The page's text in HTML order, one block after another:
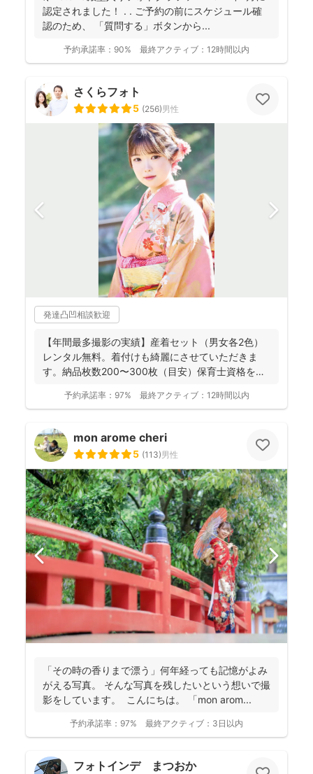
認定されました！ . . ご予約の前にスケジュール確
認のため、 「質問する」ボタンから...
予約承諾率： 90% 最終アクティブ： 12時間以内
さくらフォト
5 (256)男性
発達凸凹相談歓迎
【年間最多撮影の実績】産着セット（男女各2色）
レンタル無料。着付けも綺麗にさせていただきま
す。納品枚数200〜300枚（目安）保育士資格を持
予約承諾率： 97% 最終アクティブ： 12時間以内
mon arome cheri
5 (113)男性
「その時の香りまで漂う」何年経っても記憶がよみ
がえる写真。 そんな写真を残したいという想いで撮
影をしています。 こんにちは。 「mon arom...
予約承諾率： 97% 最終アクティブ： 3日以内
フォトインデ まつおか